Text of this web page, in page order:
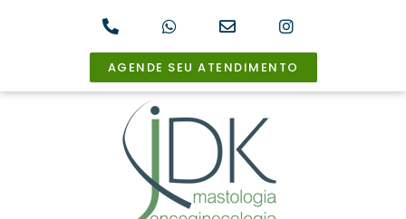
AGENDE SEU ATENDIMENTO